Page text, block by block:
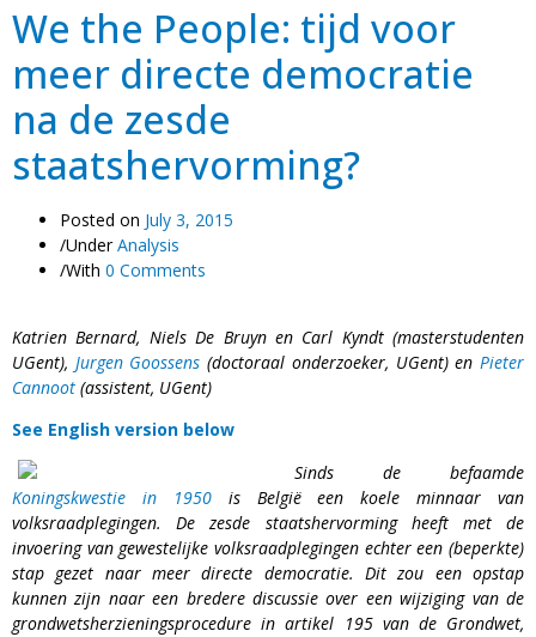
We the People: tijd voor
meer directe democratie
na de zesde
staatshervorming?
Posted on July 3, 2015
/UnderAnalysis
/With 0 Comments
Katrien Bernard, Niels De Bruyn en Carl Kyndt (masterstudenten
UGent), Jurgen Goossens (doctoraal onderzoeker, UGent) enPieter
Cannoot (assistent, UGent)
See English version below
Sinds de befaamde
Koningskwestie in 1950is België een koele minnaar van
volksraadplegingen. De zesde staatshervorming heeft met de
invoering van gewestelijke volksraadplegingen echter een (beperkte)
stap gezet naar meer directe democratie. Dit zou een opstap
kunnen zijn naar een bredere discussie over een wijziging van de
grondwetsherzieningsprocedure in artikel 195 van de Grondwet,